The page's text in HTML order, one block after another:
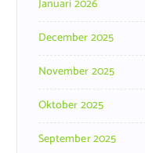
Januari 2026
December 2025
November 2025
Oktober 2025
September 2025